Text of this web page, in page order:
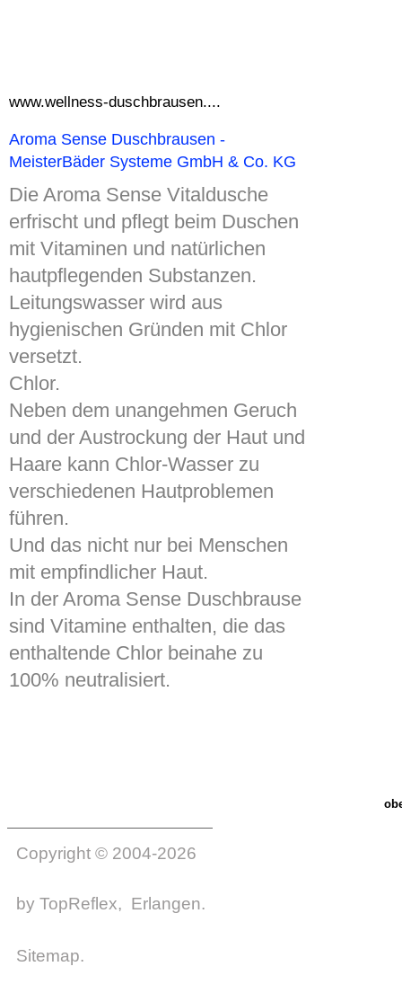
www.wellness-duschbrausen....
Aroma Sense Duschbrausen -
MeisterBäder Systeme GmbH & Co. KG
Die Aroma Sense Vitaldusche
erfrischt und pflegt beim Duschen
mit Vitaminen und natürlichen
hautpflegenden Substanzen.
Leitungswasser wird aus
hygienischen Gründen mit Chlor
versetzt.
Chlor.
Neben dem unangehmen Geruch
und der Austrockung der Haut und
Haare kann Chlor-Wasser zu
verschiedenen Hautproblemen
führen.
Und das nicht nur bei Menschen
mit empfindlicher Haut.
In der Aroma Sense Duschbrause
sind Vitamine enthalten, die das
enthaltende Chlor beinahe zu
100% neutralisiert.
Copyright © 2004-2026
by TopReflex, Erlangen.
Sitemap.